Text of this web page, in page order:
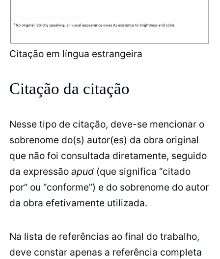
Citação em língua estrangeira
Citação da citação
Nesse tipo de citação, deve-se mencionar o
sobrenome do(s) autor(es) da obra original
que não foi consultada diretamente, seguido
da expressãoapud (que significa “citado
por” ou “conforme”) e do sobrenome do autor
da obra efetivamente utilizada.
Na lista de referências ao final do trabalho,
deve constar apenas a referência completa